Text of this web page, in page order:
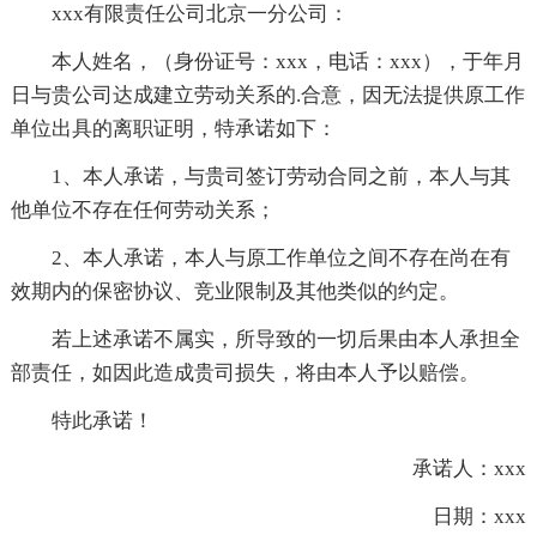
xxx有限责任公司北京一分公司：
本人姓名，（身份证号：xxx，电话：xxx），于年月
日与贵公司达成建立劳动关系的.合意，因无法提供原工作
单位出具的离职证明，特承诺如下：
1、本人承诺，与贵司签订劳动合同之前，本人与其
他单位不存在任何劳动关系；
2、本人承诺，本人与原工作单位之间不存在尚在有
效期内的保密协议、竞业限制及其他类似的约定。
若上述承诺不属实，所导致的一切后果由本人承担全
部责任，如因此造成贵司损失，将由本人予以赔偿。
特此承诺！
承诺人：xxx
日期：xxx